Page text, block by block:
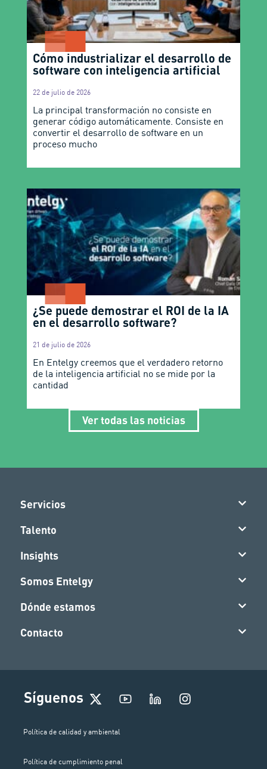
Cómo industrializar el desarrollo de
software con inteligencia artificial
22 de julio de 2026
La principal transformación no consiste en
generar código automáticamente. Consiste en
convertir el desarrollo de software en un
proceso mucho
¿Se puede demostrar el ROI de la IA
en el desarrollo software?
21 de julio de 2026
En Entelgy creemos que el verdadero retorno
de la inteligencia artificial no se mide por la
cantidad
Ver todas las noticias
Servicios
Talento
Insights
Somos Entelgy
Dónde estamos
Contacto
Síguenos
I
n
Política de calidad y ambiental
Política de cumplimiento penal